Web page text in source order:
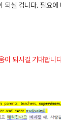
되실 겁니다. 필요
이 되시길 기대합니